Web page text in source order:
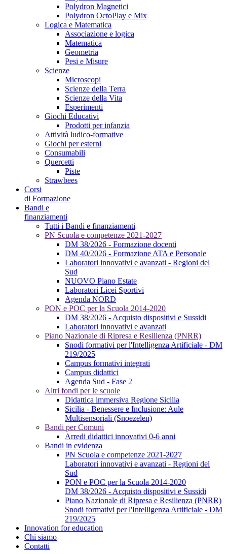
Polydron Magnetici
Polydron OctoPlay e Mix
Logica e Matematica
Associazione e logica
Matematica
Geometria
Pesi e Misure
Scienze
Microscopi
Scienze della Terra
Scienze della Vita
Esperimenti
Giochi Educativi
Prodotti per infanzia
Attività ludico-formative
Giochi per esterni
Consumabili
Quercetti
Piste
Strawbees
Corsi
di Formazione
Bandi e
finanziamenti
Tutti i Bandi e finanziamenti
PN Scuola e competenze 2021-2027
DM 38/2026 - Formazione docenti
DM 40/2026 - Formazione ATA e Personale
Laboratori innovativi e avanzati - Regioni del
Sud
NUOVO Piano Estate
Laboratori Licei Sportivi
Agenda NORD
PON e POC per la Scuola 2014-2020
DM 38/2026 - Acquisto dispositivi e Sussidi
Laboratori innovativi e avanzati
Piano Nazionale di Ripresa e Resilienza (PNRR)
Snodi formativi per l'Intelligenza Artificiale - DM
219/2025
Campus formativi integrati
Campus didattici
Agenda Sud - Fase 2
Altri fondi per le scuole
Didattica immersiva Regione Sicilia
Sicilia - Benessere e Inclusione: Aule
Multisensoriali (Snoezelen)
Bandi per Comuni
Arredi didattici innovativi 0-6 anni
Bandi in evidenza
PN Scuola e competenze 2021-2027
Laboratori innovativi e avanzati - Regioni del
Sud
PON e POC per la Scuola 2014-2020
DM 38/2026 - Acquisto dispositivi e Sussidi
Piano Nazionale di Ripresa e Resilienza (PNRR)
Snodi formativi per l'Intelligenza Artificiale - DM
219/2025
Innovation for education
Chi siamo
Contatti